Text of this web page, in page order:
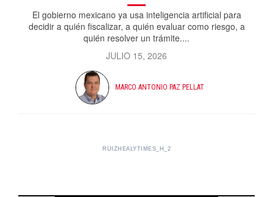
El gobierno mexicano ya usa inteligencia artificial para
decidir a quién fiscalizar, a quién evaluar como riesgo, a
quién resolver un trámite....
JULIO 15, 2026
MARCO ANTONIO PAZ PELLAT
RUIZHEALYTIMES_H_2